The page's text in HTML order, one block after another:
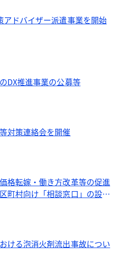
ドバイザー派遣事業を開始
DX推進事業の公募等
対策連絡会を開催
格転嫁・働き方改革等の促進
町村向け「相談窓口」の設置
ける泡消火剤流出事故につい